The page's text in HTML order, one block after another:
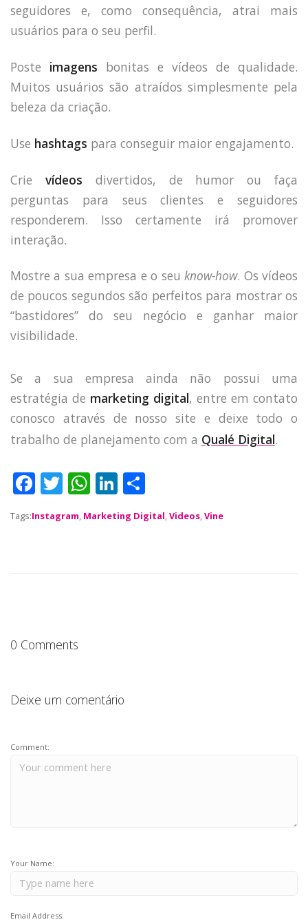
DEPOIMENTOS
CONTATO
seguidores e, como consequência, atrai mais
usuários para o seu perfil.
Poste imagens bonitas e vídeos de qualidade.
Muitos usuários são atraídos simplesmente pela
beleza da criação.
Use hashtags para conseguir maior engajamento.
Crie vídeos divertidos, de humor ou faça
perguntas para seus clientes e seguidores
responderem. Isso certamente irá promover
interação.
Mostre a sua empresa e o seuknow-how. Os vídeos
de poucos segundos são perfeitos para mostrar os
“bastidores” do seu negócio e ganhar maior
visibilidade.
Se a sua empresa ainda não possui uma
estratégia de marketing digital, entre em contato
conosco através de nosso site e deixe todo o
trabalho de planejamento com a Qualé Digital.
F
a
c
k
T
it
W
h
a
Li
n
k
h
a
Tags:Instagram, Marketing Digital,Videos,Vine
0 Comments
Deixe um comentário
Comment:
Your Name:
Email Address: